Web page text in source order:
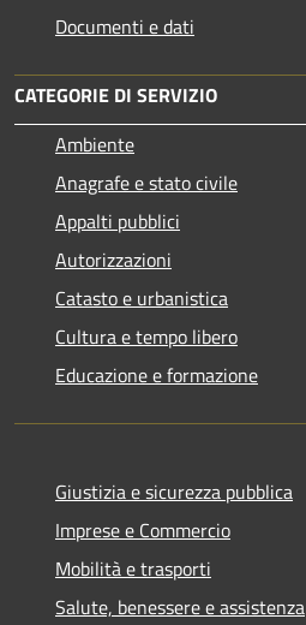
Documenti e dati
CATEGORIE DI SERVIZIO
Ambiente
Anagrafe e stato civile
Appalti pubblici
Autorizzazioni
Catasto e urbanistica
Cultura e tempo libero
Educazione e formazione
Giustizia e sicurezza pubblica
Imprese e Commercio
Mobilità e trasporti
Salute, benessere e assistenza